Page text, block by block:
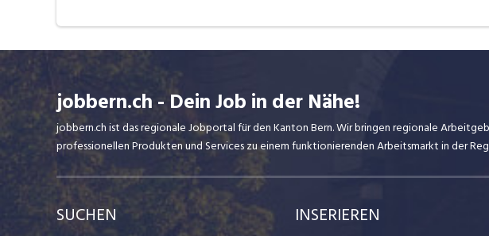
jobbern.ch - Dein Job in der Nähe!
jobbern.ch ist das regionale Jobportal für den Kanton Bern. Wir bringen regionale
professionellen Produkten und Services zu einem funktionierenden Arbeitsmarkt in der
SUCHEN INSERIEREN